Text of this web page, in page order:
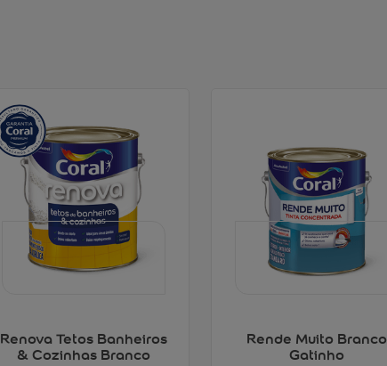
Renova Tetos Banheiros
& Cozinhas Branco
Rende Muito Branco
Gatinho